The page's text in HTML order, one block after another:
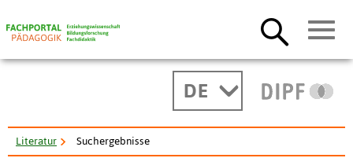
DE
Literatur Suchergebnisse